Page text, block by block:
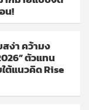
น!
ง่า คว้ามง
ตัวแทน
ต้แนวคิด Rise